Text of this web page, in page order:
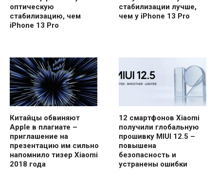
оптическую
стабилизацию, чем
iPhone 13 Pro
стабилизации лучше,
чем у iPhone 13 Pro
Китайцы обвиняют
Apple в плагиате –
приглашение на
презентацию им сильно
напомнило тизер Xiaomi
2018 года
12 смартфонов Xiaomi
получили глобальную
прошивку MIUI 12.5 –
повышена
безопасность и
устранены ошибки